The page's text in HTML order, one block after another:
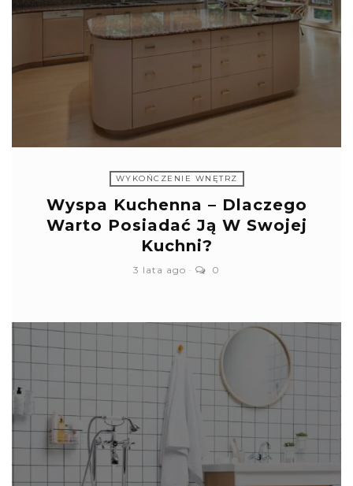
WYKOŃCZENIE WNĘTRZ
Wyspa Kuchenna – Dlaczego
Warto Posiadać Ją W Swojej
Kuchni?
3 lata ago 0